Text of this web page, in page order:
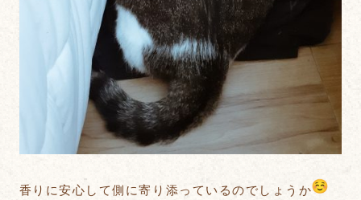
香りに安心して側に寄り添っているのでしょうか